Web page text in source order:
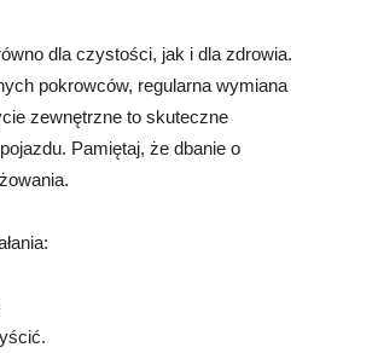
dla czystości, jak i dla zdrowia.
pokrowców, regularna wymiana
zewnętrzne to skuteczne
Pamiętaj, że dbanie o